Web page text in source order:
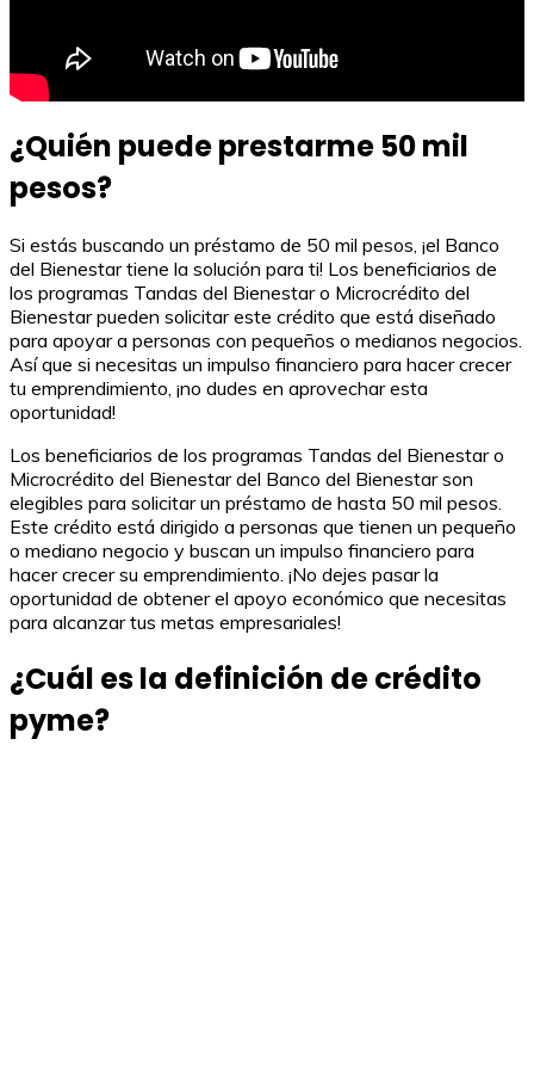
¿Quién puede prestarme 50 mil
pesos?
Si estás buscando un préstamo de 50 mil pesos, ¡el Banco
del Bienestar tiene la solución para ti! Los beneficiarios de
los programas Tandas del Bienestar o Microcrédito del
Bienestar pueden solicitar este crédito que está diseñado
para apoyar a personas con pequeños o medianos negocios.
Así que si necesitas un impulso financiero para hacer crecer
tu emprendimiento, ¡no dudes en aprovechar esta
oportunidad!
Los beneficiarios de los programas Tandas del Bienestar o
Microcrédito del Bienestar del Banco del Bienestar son
elegibles para solicitar un préstamo de hasta 50 mil pesos.
Este crédito está dirigido a personas que tienen un pequeño
o mediano negocio y buscan un impulso financiero para
hacer crecer su emprendimiento. ¡No dejes pasar la
oportunidad de obtener el apoyo económico que necesitas
para alcanzar tus metas empresariales!
¿Cuál es la definición de crédito
pyme?